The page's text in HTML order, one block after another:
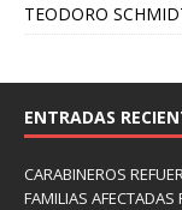
TEODORO
ENTRADAS
CARABINEROS
FAMILIAS AFECTADAS